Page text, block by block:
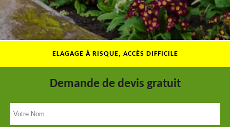
ELAGAGE À RISQUE, ACCÈS DIFFICILE
Demande de devis gratuit